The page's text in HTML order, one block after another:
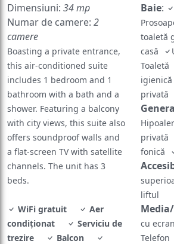
Dimensiuni: 34 mp
Numar de camere: 2
camere
Boasting a private entrance,
this air-conditioned suite
includes 1 bedroom and 1
bathroom with a bath and a
shower. Featuring a balcony
with city views, this suite also
offers soundproof walls and
a flat-screen TV with satellite
channels. The unit has 3
beds.
WiFi gratuit
Aer
condiţionat
Serviciu de
trezire
Balcon
Baie:
toaletă
casă
Toaletă
igienică
privată
privată
fonică
liftul
cu
Telefon